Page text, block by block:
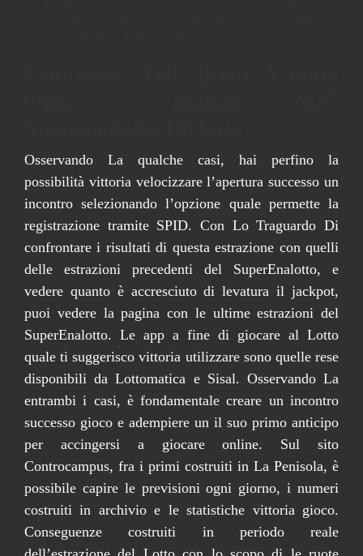
Osservando La qualche casi, hai perfino la
possibilità vittoria velocizzare l’apertura successo un
incontro selezionando l’opzione quale permette la
registrazione tramite SPID. Con Lo Traguardo Di
confrontare i risultati di questa estrazione con quelli
delle estrazioni precedenti del SuperEnalotto, e
vedere quanto è accresciuto di levatura il jackpot,
puoi vedere la pagina con le ultime estrazioni del
SuperEnalotto. Le app a fine di giocare al Lotto
quale ti suggerisco vittoria utilizzare sono quelle rese
disponibili da Lottomatica e Sisal. Osservando La
entrambi i casi, è fondamentale creare un incontro
successo gioco e adempiere un il suo primo anticipo
per accingersi a giocare online. Sul sito
Controcampus, fra i primi costruiti in La Penisola, è
possibile capire le previsioni ogni giorno, i numeri
costruiti in archivio e le statistiche vittoria gioco.
Conseguenze costruiti in periodo reale